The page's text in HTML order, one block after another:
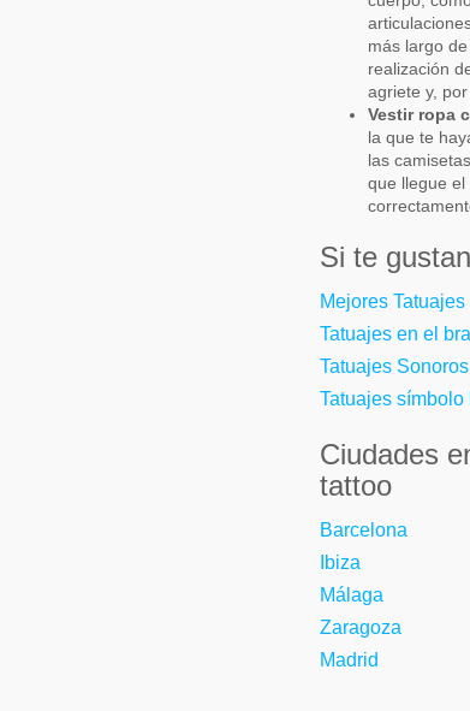
más largo
realización
agriete y,
Vestir ropa
la que te
las
que llegue
Si te
Mejores Tatuajes
Tatuajes en el
Tatuajes Sonoros
Tatuajes símbolo
Ciudades
tattoo
Barcelona
Ibiza
Málaga
Zaragoza
Madrid